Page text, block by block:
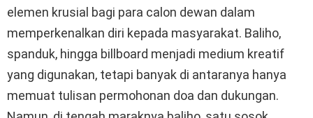
elemen krusial bagi para calon dewan dalam
memperkenalkan diri kepada masyarakat. Baliho,
spanduk, hingga billboard menjadi medium kreatif
yang digunakan, tetapi banyak di antaranya hanya
memuat tulisan permohonan doa dan dukungan.